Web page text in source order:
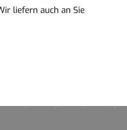
liefern auch an Sie